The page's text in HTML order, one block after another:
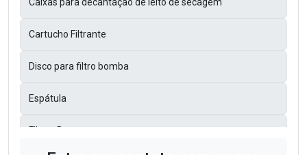
Cartucho Filtrante
Disco para filtro bomba
Espátula
Filtros Bag